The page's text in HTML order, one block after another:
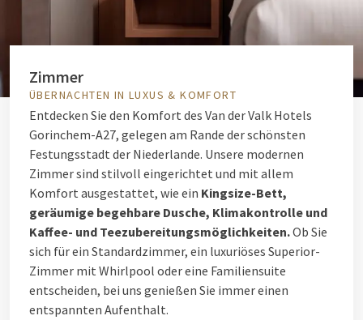
Zimmer
ÜBERNACHTEN IN LUXUS & KOMFORT
Entdecken Sie den Komfort des Van der Valk Hotels
Gorinchem-A27, gelegen am Rande der schönsten
Festungsstadt der Niederlande. Unsere modernen
Zimmer sind stilvoll eingerichtet und mit allem
Komfort ausgestattet, wie ein Kingsize-Bett,
geräumige begehbare Dusche, Klimakontrolle und
Kaffee- und Teezubereitungsmöglichkeiten.Ob Sie
sich für ein Standardzimmer, ein luxuriöses Superior-
Zimmer mit Whirlpool oder eine Familiensuite
entscheiden, bei uns genießen Sie immer einen
entspannten Aufenthalt.